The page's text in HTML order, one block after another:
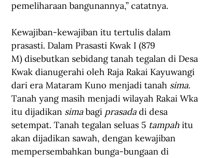
pemeliharaan bangunannya,” catatnya.
Kewajiban-kewajiban itu tertulis dalam
prasasti. Dalam Prasasti Kwak I (879
M) disebutkan sebidang tanah tegalan di Desa
Kwak dianugerahi oleh Raja Rakai Kayuwangi
dari era Mataram Kuno menjadi tanah sima.
Tanah yang masih menjadi wilayah Rakai Wka
itu dijadikan sima bagi prasada di desa
setempat. Tanah tegalan seluas 5 tampah itu
akan dijadikan sawah, dengan kewajiban
mempersembahkan bunga-bungaan di